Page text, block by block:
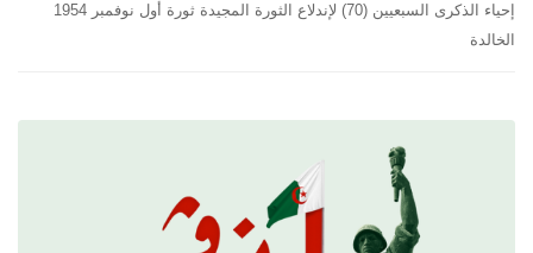
إحياء الذكرى السبعيين (70) لإندلاع الثورة المجيدة ثورة أول نوفمبر 1954
الخالدة